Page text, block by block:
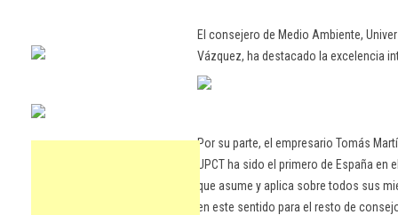
El consejero de Medio Ambiente,
Vázquez, ha destacado la excelencia
Por su parte, el empresario Tomás
UPCT ha sido el primero de España
que asume y aplica sobre todos sus
en este sentido para el resto de